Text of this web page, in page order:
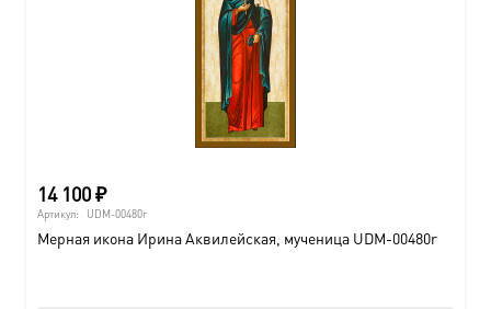
14 100₽
Артикул: UDM-00480r
Мерная икона Ирина Аквилейская, мученица UDM-00480r